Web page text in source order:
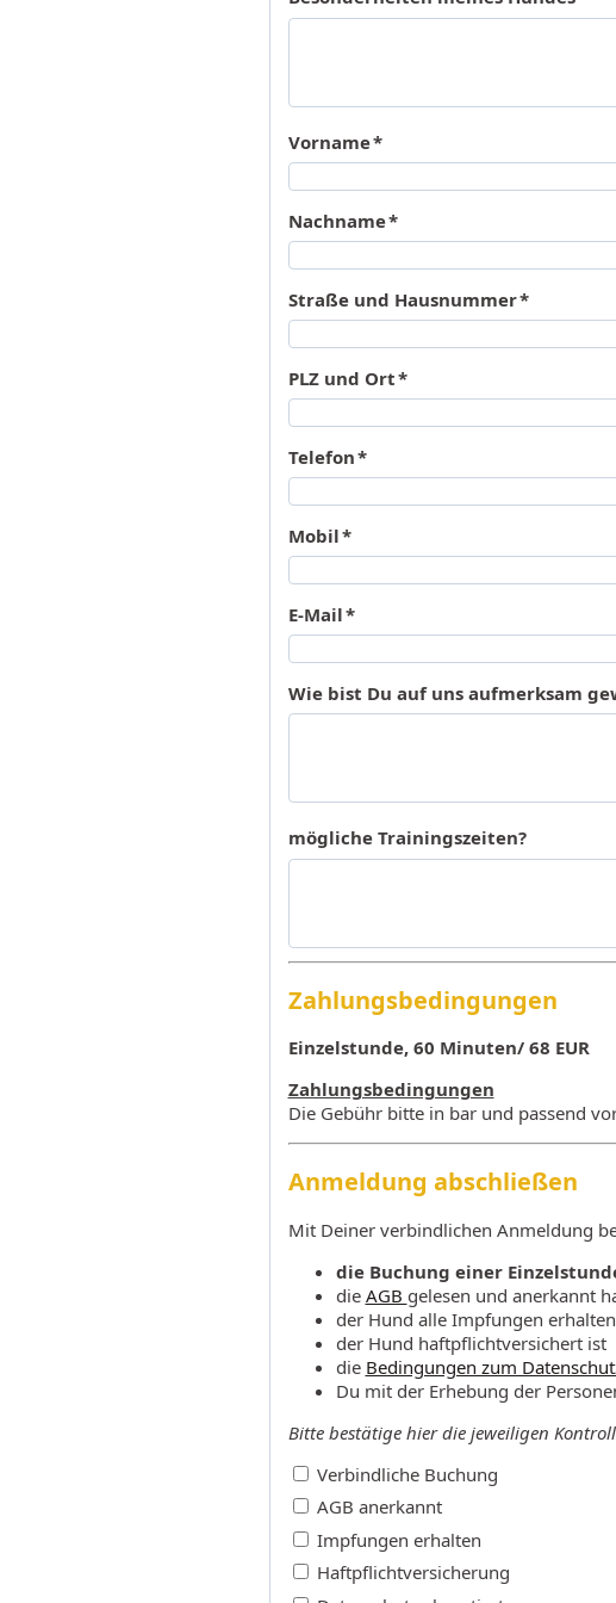
Vorname*
Nachname*
Straße und Hausnummer*
PLZ und Ort*
Telefon*
Mobil*
E-Mail*
Wie bist Du auf uns aufmerksam
mögliche Trainingszeiten?
Zahlungsbedingungen
Einzelstunde, 60 Minuten/ 68 EUR
Zahlungsbedingungen
Die Gebühr bitte in bar und passend
Anmeldung abschließen
Mit Deiner verbindlichen Anmeldung
die Buchung einer
die AGB gelesen und anerkannt
der Hund alle Impfungen
der Hund haftpflichtversichert ist
die Bedingungen zum
Du mit der Erhebung der
Bitte bestätige hier die jeweiligen
Verbindliche Buchung
AGB anerkannt
Impfungen erhalten
Haftpflichtversicherung